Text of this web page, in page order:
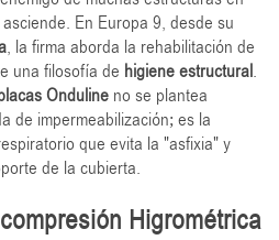
En Europa 9, desde su
, la firma aborda la rehabilitación de
una filosofía de higiene estructural.
Onduline no se plantea
de impermeabilización; es la
que evita la "asfixia" y
de la cubierta.
Higrométrica